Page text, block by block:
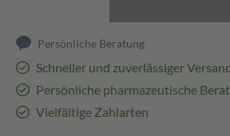
Persönliche Beratung
Schneller und zuverlässiger
Persönliche pharmazeutische
Vielfältige Zahlarten